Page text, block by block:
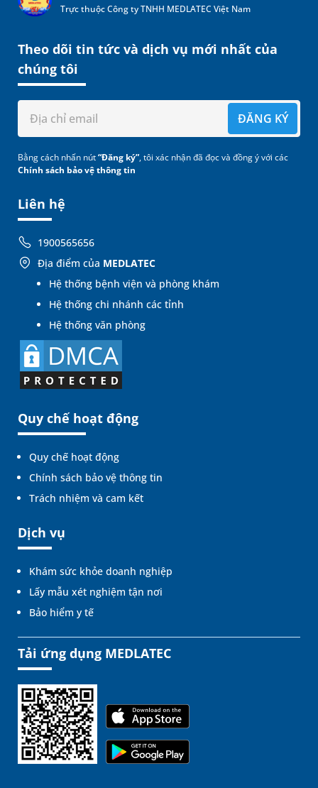
Trực thuộc Công ty TNHH MEDLATEC Việt Nam
Liên hệ
1900565656
Địa điểm của MEDLATEC
Hệ thống bệnh viện và phòng khám
Hệ thống chi nhánh các tỉnh
Hệ thống văn phòng
Quy chế hoạt động
Quy chế hoạt động
Chính sách bảo vệ thông tin
Trách nhiệm và cam kết
Dịch vụ
Khám sức khỏe doanh nghiệp
Lấy mẫu xét nghiệm tận nơi
Bảo hiểm y tế
Theo dõi tin tức và dịch vụ mới nhất của
chúng tôi
ĐĂNG KÝ
Bằng cách nhấn nút“Đăng ký”, tôi xác nhận đã đọc và đồng ý với các
Chính sách bảo vệ thông tin
Tải ứng dụng MEDLATEC